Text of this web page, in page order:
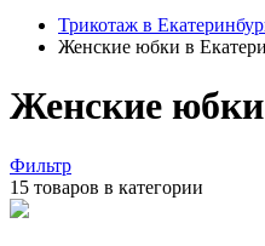
Трикотаж в
Женские юбки в
Женские юбки
Фильтр
15 товаров в категории